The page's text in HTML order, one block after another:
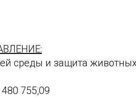
среды и защита животных
755,09